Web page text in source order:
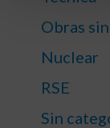
Obras
Nuclear
RSE
Sin